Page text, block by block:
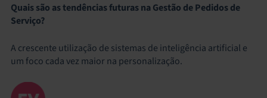
Quais são as tendências futuras na Gestão de Pedidos de
Serviço?
A crescente utilização de sistemas de inteligência artificial e
um foco cada vez maior na personalização.